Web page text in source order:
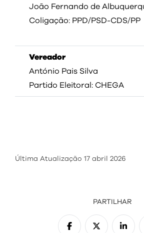
João Fernando de
Coligação: PPD/PSD-CDS/PP
Vereador
António Pais Silva
Partido Eleitoral: CHEGA
Última Atualização 17 abril 2026
PARTILHAR